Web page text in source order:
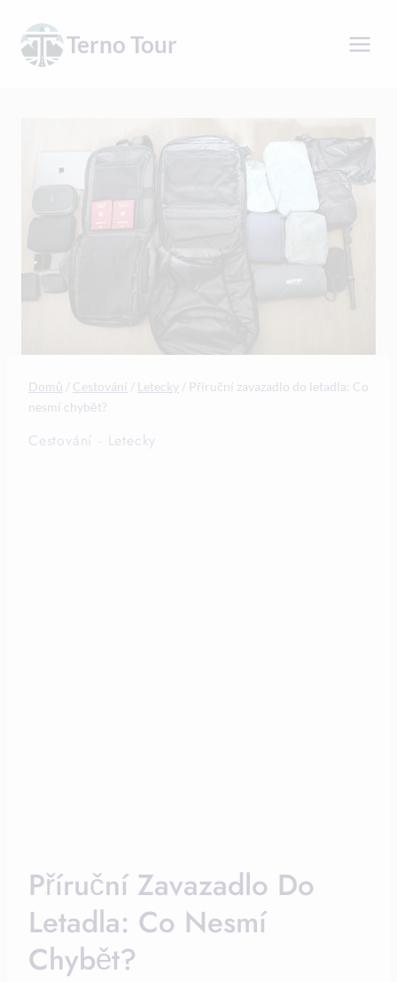
obsah
Terno Tour
Domů / Cestování / Letecky / Příruční zavazadlo do letadla: Co
nesmí chybět?
Cestování · Letecky
Příruční Zavazadlo Do
Letadla: Co Nesmí
Chybět?